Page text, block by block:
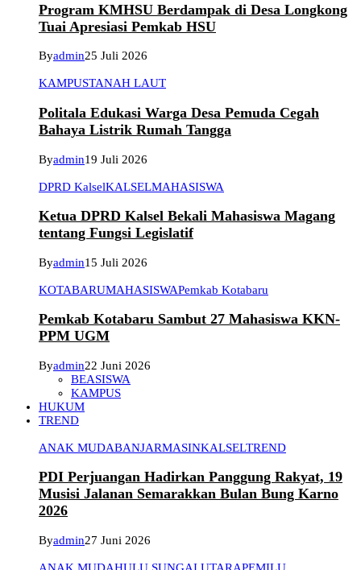
Program KMHSU Berdampak di Desa Longkong
Tuai Apresiasi Pemkab HSU
Byadmin25 Juli 2026
KAMPUSTANAH LAUT
Politala Edukasi Warga Desa Pemuda Cegah
Bahaya Listrik Rumah Tangga
Byadmin19 Juli 2026
DPRD KalselKALSELMAHASISWA
Ketua DPRD Kalsel Bekali Mahasiswa Magang
tentang Fungsi Legislatif
Byadmin15 Juli 2026
KOTABARUMAHASISWAPemkab Kotabaru
Pemkab Kotabaru Sambut 27 Mahasiswa KKN-
PPM UGM
Byadmin22 Juni 2026
BEASISWA
KAMPUS
HUKUM
TREND
ANAK MUDABANJARMASINKALSELTREND
PDI Perjuangan Hadirkan Panggung Rakyat, 19
Musisi Jalanan Semarakkan Bulan Bung Karno
2026
Byadmin27 Juni 2026